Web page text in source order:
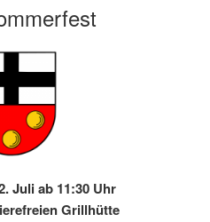
Juli ab 11:30 Uhr
Grillhütte